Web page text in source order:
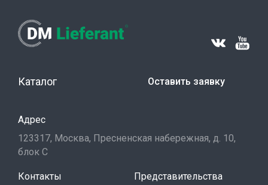
Каталог Оставить заявку
Адрес
123317, Москва, Пресненская набережная, д. 10,
блок С
Контакты Представительства